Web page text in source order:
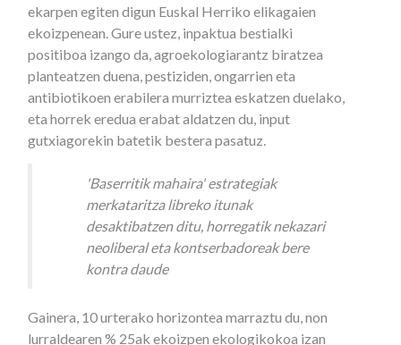
ekarpen egiten digun Euskal Herriko elikagaien
ekoizpenean. Gure ustez, inpaktua bestialki
positiboa izango da, agroekologiarantz biratzea
planteatzen duena, pestiziden, ongarrien eta
antibiotikoen erabilera murriztea eskatzen duelako,
eta horrek eredua erabat aldatzen du, input
gutxiagorekin batetik bestera pasatuz.
'Baserritik mahaira' estrategiak
merkataritza libreko itunak
desaktibatzen ditu, horregatik nekazari
neoliberal eta kontserbadoreak bere
kontra daude
Gainera, 10 urterako horizontea marraztu du, non
lurraldearen % 25ak ekoizpen ekologikokoa izan